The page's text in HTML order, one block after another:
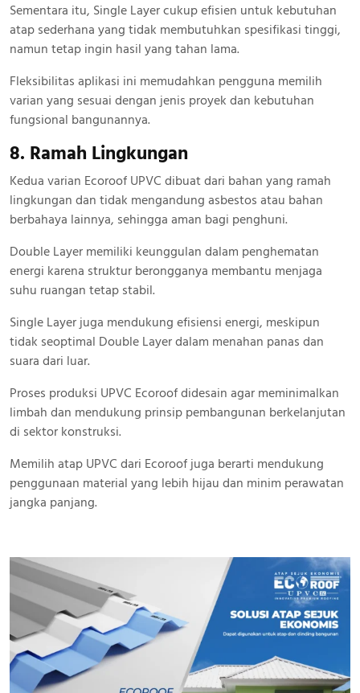
Sementara itu, Single Layer cukup efisien untuk kebutuhan
atap sederhana yang tidak membutuhkan spesifikasi tinggi,
namun tetap ingin hasil yang tahan lama.
Fleksibilitas aplikasi ini memudahkan pengguna memilih
varian yang sesuai dengan jenis proyek dan kebutuhan
fungsional bangunannya.
8. Ramah Lingkungan
Kedua varian Ecoroof UPVC dibuat dari bahan yang ramah
lingkungan dan tidak mengandung asbestos atau bahan
berbahaya lainnya, sehingga aman bagi penghuni.
Double Layer memiliki keunggulan dalam penghematan
energi karena struktur berongganya membantu menjaga
suhu ruangan tetap stabil.
Single Layer juga mendukung efisiensi energi, meskipun
tidak seoptimal Double Layer dalam menahan panas dan
suara dari luar.
Proses produksi UPVC Ecoroof didesain agar meminimalkan
limbah dan mendukung prinsip pembangunan berkelanjutan
di sektor konstruksi.
Memilih atap UPVC dari Ecoroof juga berarti mendukung
penggunaan material yang lebih hijau dan minim perawatan
jangka panjang.